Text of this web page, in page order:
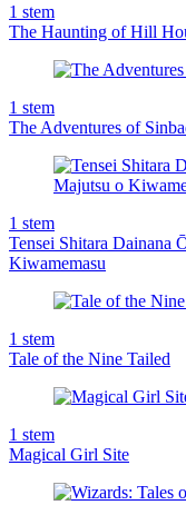
1 stem
The Haunting of Hill
1 stem
The Adventures of
1 stem
Tensei Shitara Dainana
Kiwamemasu
1 stem
Tale of the Nine Tailed
1 stem
Magical Girl Site